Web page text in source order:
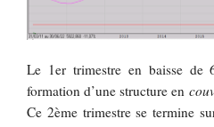
Le 1er trimestre en baisse de
formation d’une structure en
Ce 2ème trimestre se termine